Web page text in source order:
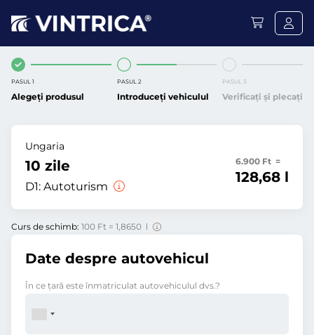
PASUL 1
Alegeți produsul
PASUL 2
Introduceți vehiculul
PASUL 3
Verificați și plecați
Ungaria
10 zile
D1: Autoturism
6.900 Ft =
128,68 l
Curs de schimb: 100 Ft = 1,8650 l
Date despre autovehicul
În ce ţară este înmatriculat autovehiculul dvs.?